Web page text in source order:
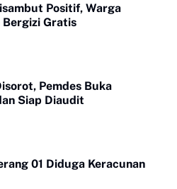
Positif, Warga
Gratis
Pemdes Buka
Siap Diaudit
01 Diduga Keracunan